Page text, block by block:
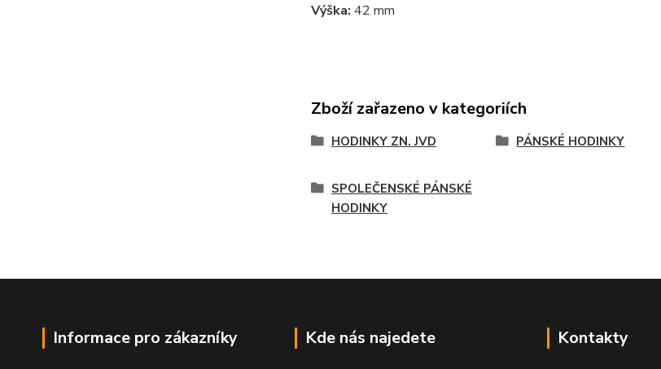
Výška: 42 mm
Zboží zařazeno v kategoriích
HODINKY ZN. JVD PÁNSKÉ HODINKY
SPOLEČENSKÉ PÁNSKÉ
HODINKY
Informace pro zákazníky Kde nás najedete Kontakty